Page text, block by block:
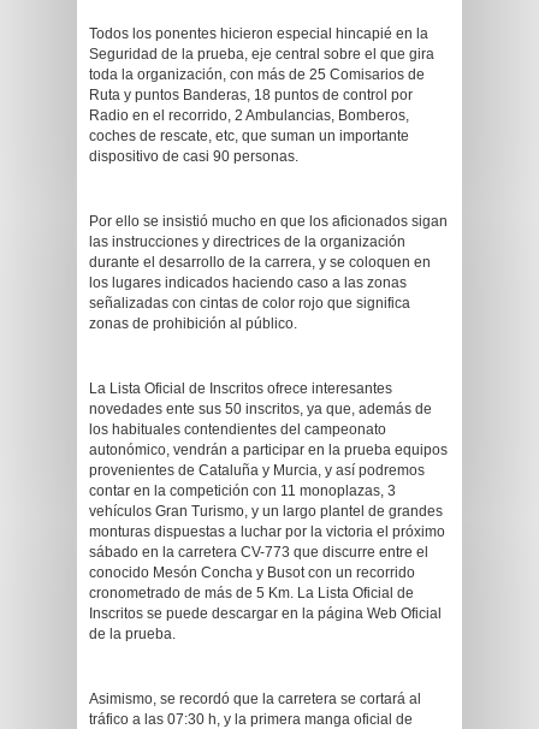
Todos los ponentes hicieron especial hincapié en la
Seguridad de la prueba, eje central sobre el que gira
toda la organización, con más de 25 Comisarios de
Ruta y puntos Banderas, 18 puntos de control por
Radio en el recorrido, 2 Ambulancias, Bomberos,
coches de rescate, etc, que suman un importante
dispositivo de casi 90 personas.
Por ello se insistió mucho en que los aficionados sigan
las instrucciones y directrices de la organización
durante el desarrollo de la carrera, y se coloquen en
los lugares indicados haciendo caso a las zonas
señalizadas con cintas de color rojo que significa
zonas de prohibición al público.
La Lista Oficial de Inscritos ofrece interesantes
novedades ente sus 50 inscritos, ya que, además de
los habituales contendientes del campeonato
autonómico, vendrán a participar en la prueba equipos
provenientes de Cataluña y Murcia, y así podremos
contar en la competición con 11 monoplazas, 3
vehículos Gran Turismo, y un largo plantel de grandes
monturas dispuestas a luchar por la victoria el próximo
sábado en la carretera CV-773 que discurre entre el
conocido Mesón Concha y Busot con un recorrido
cronometrado de más de 5 Km. La Lista Oficial de
Inscritos se puede descargar en la página Web Oficial
de la prueba.
Asimismo, se recordó que la carretera se cortará al
tráfico a las 07:30 h, y la primera manga oficial de